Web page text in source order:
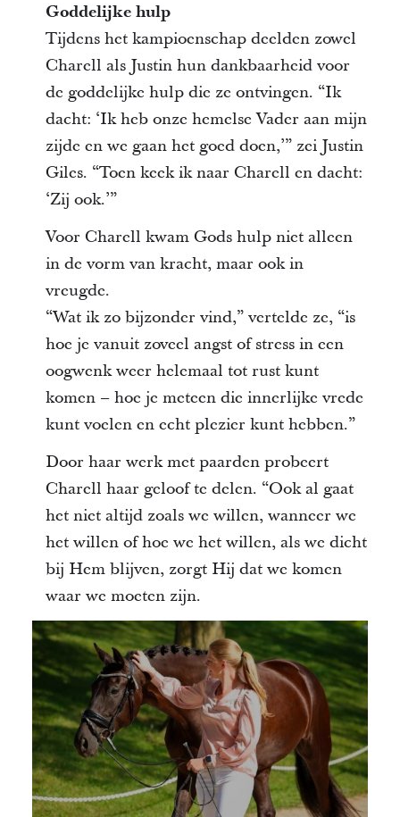
Goddelijke hulp
Tijdens het kampioenschap deelden zowel
Charell als Justin hun dankbaarheid voor
de goddelijke hulp die ze ontvingen. “Ik
dacht: ‘Ik heb onze hemelse Vader aan mijn
zijde en we gaan het goed doen,’” zei Justin
Giles. “Toen keek ik naar Charell en dacht:
‘Zij ook.’”
Voor Charell kwam Gods hulp niet alleen
in de vorm van kracht, maar ook in
vreugde.
“Wat ik zo bijzonder vind,” vertelde ze, “is
hoe je vanuit zoveel angst of stress in een
oogwenk weer helemaal tot rust kunt
komen – hoe je meteen die innerlijke vrede
kunt voelen en echt plezier kunt hebben.”
Door haar werk met paarden probeert
Charell haar geloof te delen. “Ook al gaat
het niet altijd zoals we willen, wanneer we
het willen of hoe we het willen, als we dicht
bij Hem blijven, zorgt Hij dat we komen
waar we moeten zijn.